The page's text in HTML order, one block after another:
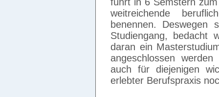
weitreichende
benennen.
Studiengang, bedacht
daran ein
angeschlossen
auch für diejenigen
erlebter Berufspraxis